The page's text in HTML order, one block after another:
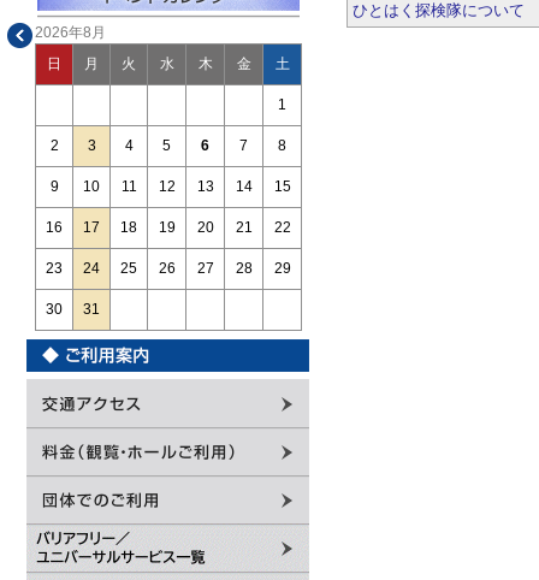
2026年8月
日 月 火 水 木 金 土
1
2 3 4 5 6 7 8
9 10 11 12 13 14 15
16 17 18 19 20 21 22
23 24 25 26 27 28 29
30 31
ひとはく探検隊について